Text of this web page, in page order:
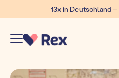
13x in Deutschland –